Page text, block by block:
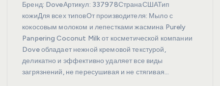
Бренд: DoveАртикул: 337978СтранаСШАТип
кожиДля всех типовОт производителя: Мыло с
кокосовым молоком и лепестками жасмина Purely
Panpering Coconut Milk от косметической компании
Dove обладает нежной кремовой текстурой,
деликатно и эффективно удаляет все виды
загрязнений, не пересушивая и не стягивая…